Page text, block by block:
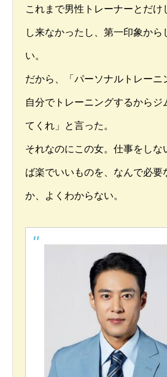
これまで男性トレーナーとだけ
し来なかったし、第一印象から
い。
だから、「パーソナルトレーニ
自分でトレーニングするからジ
てくれ」と言った。
それなのにこの女。仕事をしな
ば楽でいいものを、なんで必要
か、よくわからない。